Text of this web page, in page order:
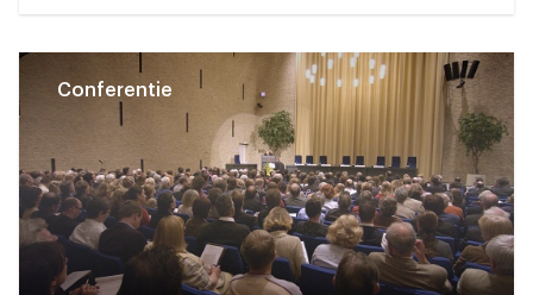
Conferentie